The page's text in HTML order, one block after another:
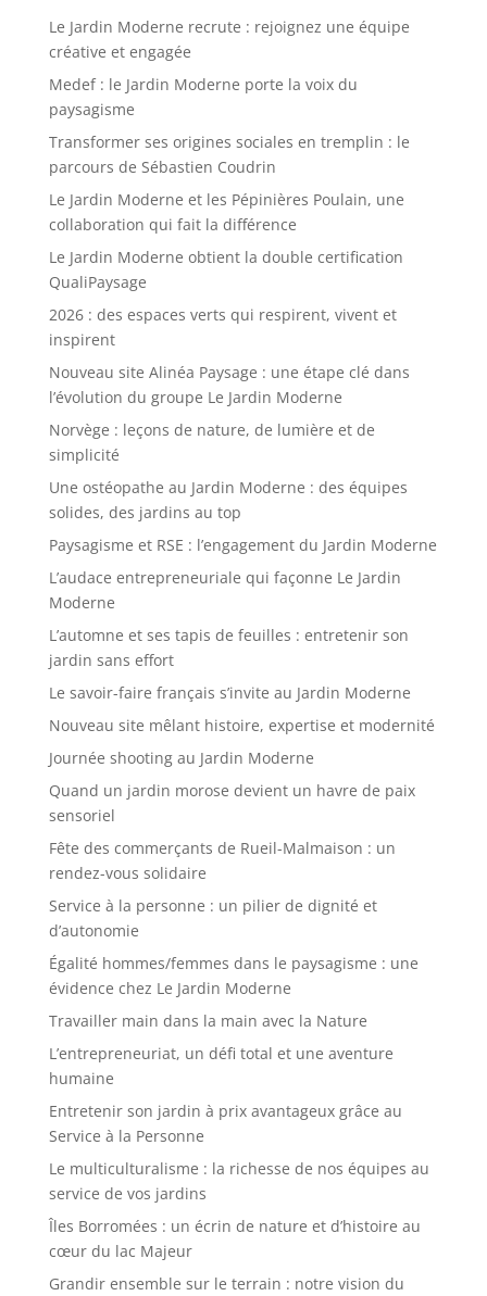
Le Jardin Moderne recrute : rejoignez une équipe
créative et engagée
Medef : le Jardin Moderne porte la voix du
paysagisme
Transformer ses origines sociales en tremplin : le
parcours de Sébastien Coudrin
Le Jardin Moderne et les Pépinières Poulain, une
collaboration qui fait la différence
Le Jardin Moderne obtient la double certification
QualiPaysage
2026 : des espaces verts qui respirent, vivent et
inspirent
Nouveau site Alinéa Paysage : une étape clé dans
l’évolution du groupe Le Jardin Moderne
Norvège : leçons de nature, de lumière et de
simplicité
Une ostéopathe au Jardin Moderne : des équipes
solides, des jardins au top
Paysagisme et RSE : l’engagement du Jardin Moderne
L’audace entrepreneuriale qui façonne Le Jardin
Moderne
L’automne et ses tapis de feuilles : entretenir son
jardin sans effort
Le savoir-faire français s’invite au Jardin Moderne
Nouveau site mêlant histoire, expertise et modernité
Journée shooting au Jardin Moderne
Quand un jardin morose devient un havre de paix
sensoriel
Fête des commerçants de Rueil-Malmaison : un
rendez-vous solidaire
Service à la personne : un pilier de dignité et
d’autonomie
Égalité hommes/femmes dans le paysagisme : une
évidence chez Le Jardin Moderne
Travailler main dans la main avec la Nature
L’entrepreneuriat, un défi total et une aventure
humaine
Entretenir son jardin à prix avantageux grâce au
Service à la Personne
Le multiculturalisme : la richesse de nos équipes au
service de vos jardins
Îles Borromées : un écrin de nature et d’histoire au
cœur du lac Majeur
Grandir ensemble sur le terrain : notre vision du